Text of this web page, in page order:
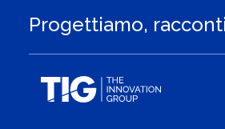
Progettiamo,